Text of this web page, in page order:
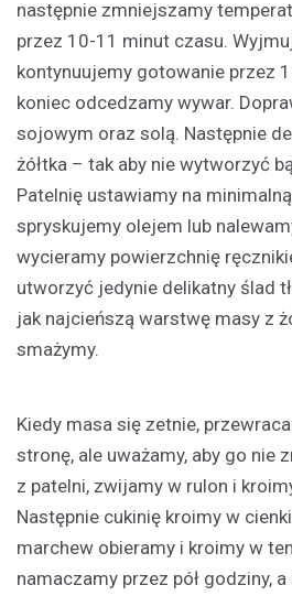
następnie zmniejszamy
przez 10-11 minut czasu.
kontynuujemy gotowanie przez
koniec odcedzamy wywar.
sojowym oraz solą. Następnie
żółtka – tak aby nie wytworzyć
Patelnię ustawiamy na
spryskujemy olejem lub
wycieramy powierzchnię
utworzyć jedynie delikatny ślad
jak najcieńszą warstwę masy z
smażymy.
Kiedy masa się zetnie,
stronę, ale uważamy, aby go nie
z patelni, zwijamy w rulon i
Następnie cukinię kroimy w
marchew obieramy i kroimy w
namaczamy przez pół godziny,